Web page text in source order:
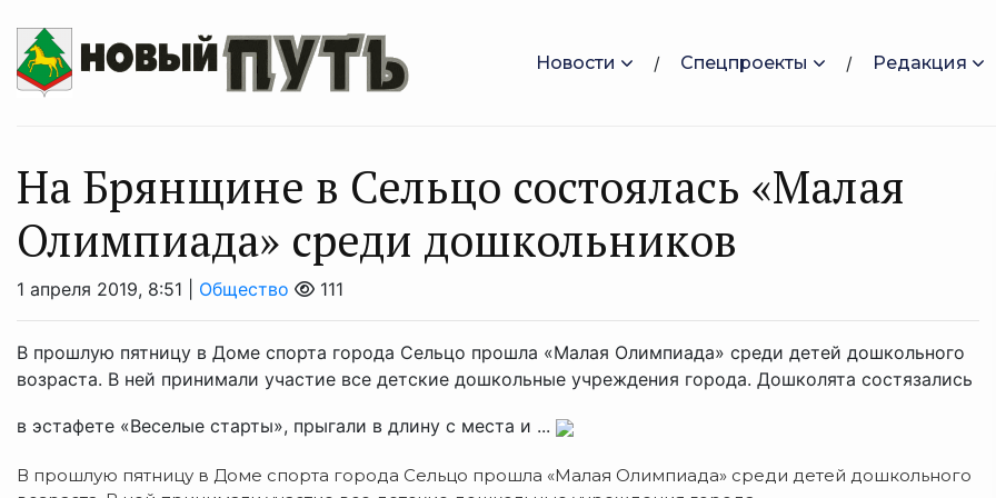
Новости Спецпроекты Редакция
На Брянщине в Сельцо состоялась «Малая
Олимпиада» среди дошкольников
1 апреля 2019, 8:51 | Общество 111
В прошлую пятницу в Доме спорта города Сельцо прошла «Малая Олимпиада» среди детей дошкольного
возраста. В ней принимали участие все детские дошкольные учреждения города. Дошколята состязались
в эстафете «Веселые старты», прыгали в длину с места и ...
В прошлую пятницу в Доме спорта города Сельцо прошла «Малая Олимпиада» среди детей дошкольного